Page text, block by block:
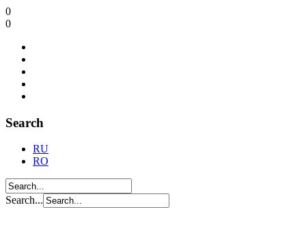
0
0
Search
RU
RO
Search...